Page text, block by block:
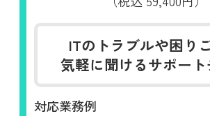
ITのトラブルや困り
気軽に聞けるサポー
対応業務例